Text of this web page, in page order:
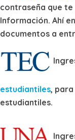
contraseña que
Información. Ahí
documentos a
estudiantiles,
estudiantiles.